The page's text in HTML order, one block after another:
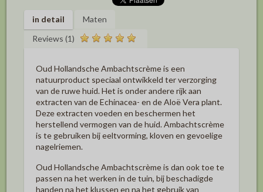
in detail
Maten
Reviews (1)
Oud Hollandsche Ambachtscrème is een
natuurproduct speciaal ontwikkeld ter verzorging
van de ruwe huid. Het is onder andere rijk aan
extracten van de Echinacea- en de Aloë Vera plant.
Deze extracten voeden en beschermen het
herstellend vermogen van de huid. Ambachtscrème
is te gebruiken bij eeltvorming, kloven en gevoelige
nagelriemen.
Oud Hollandsche Ambachtscrème is dan ook toe te
passen na het werken in de tuin, bij beschadigde
handen na het klussen en na het gebruik van